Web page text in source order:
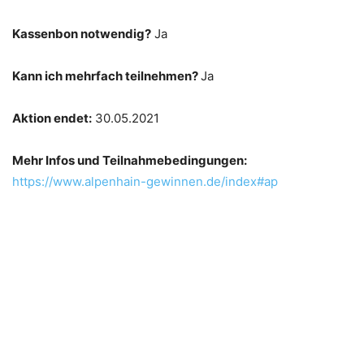
Kassenbon notwendig? Ja
Kann ich mehrfach teilnehmen?Ja
Aktion endet: 30.05.2021
Mehr Infos und Teilnahmebedingungen:
https://www.alpenhain-gewinnen.de/index#ap